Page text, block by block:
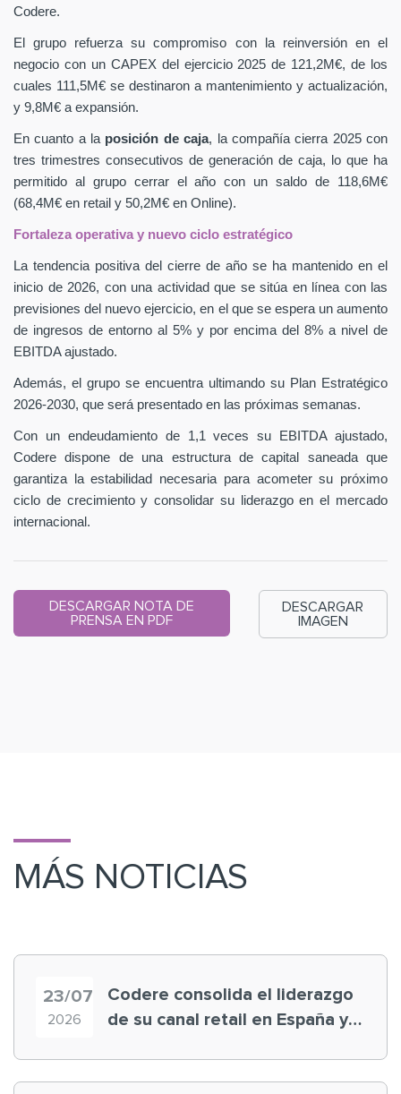
Codere.
El grupo refuerza su compromiso con la reinversión en el
negocio con un CAPEX del ejercicio 2025 de 121,2M€, de los
cuales 111,5M€ se destinaron a mantenimiento y actualización,
y 9,8M€ a expansión.
En cuanto a la posición de caja, la compañía cierra 2025 con
tres trimestres consecutivos de generación de caja, lo que ha
permitido al grupo cerrar el año con un saldo de 118,6M€
(68,4M€ en retail y 50,2M€ en Online).
Fortaleza operativa y nuevo ciclo estratégico
La tendencia positiva del cierre de año se ha mantenido en el
inicio de 2026, con una actividad que se sitúa en línea con las
previsiones del nuevo ejercicio, en el que se espera un aumento
de ingresos de entorno al 5% y por encima del 8% a nivel de
EBITDA ajustado.
Además, el grupo se encuentra ultimando su Plan Estratégico
2026-2030, que será presentado en las próximas semanas.
Con un endeudamiento de 1,1 veces su EBITDA ajustado,
Codere dispone de una estructura de capital saneada que
garantiza la estabilidad necesaria para acometer su próximo
ciclo de crecimiento y consolidar su liderazgo en el mercado
internacional.
DESCARGAR NOTA DE
PRENSA EN PDF
DESCARGAR
IMAGEN
MÁS NOTICIAS
23/07
2026
Codere consolida el liderazgo
de su canal retail en España y